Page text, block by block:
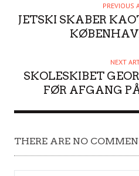
O
PREVIOUS
JETSKI SKABER
NEXT
SKOLESKIBET
FØR AFGANG
THERE ARE NO